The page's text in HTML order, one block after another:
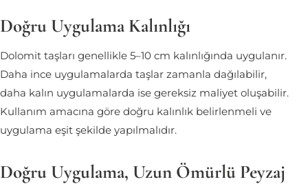
Doğru Uygulama Kalınlığı
Dolomit taşları genellikle 5–10 cm kalınlığında uygulanır.
Daha ince uygulamalarda taşlar zamanla dağılabilir,
daha kalın uygulamalarda ise gereksiz maliyet oluşabilir.
Kullanım amacına göre doğru kalınlık belirlenmeli ve
uygulama eşit şekilde yapılmalıdır.
Doğru Uygulama, Uzun Ömürlü Peyzaj